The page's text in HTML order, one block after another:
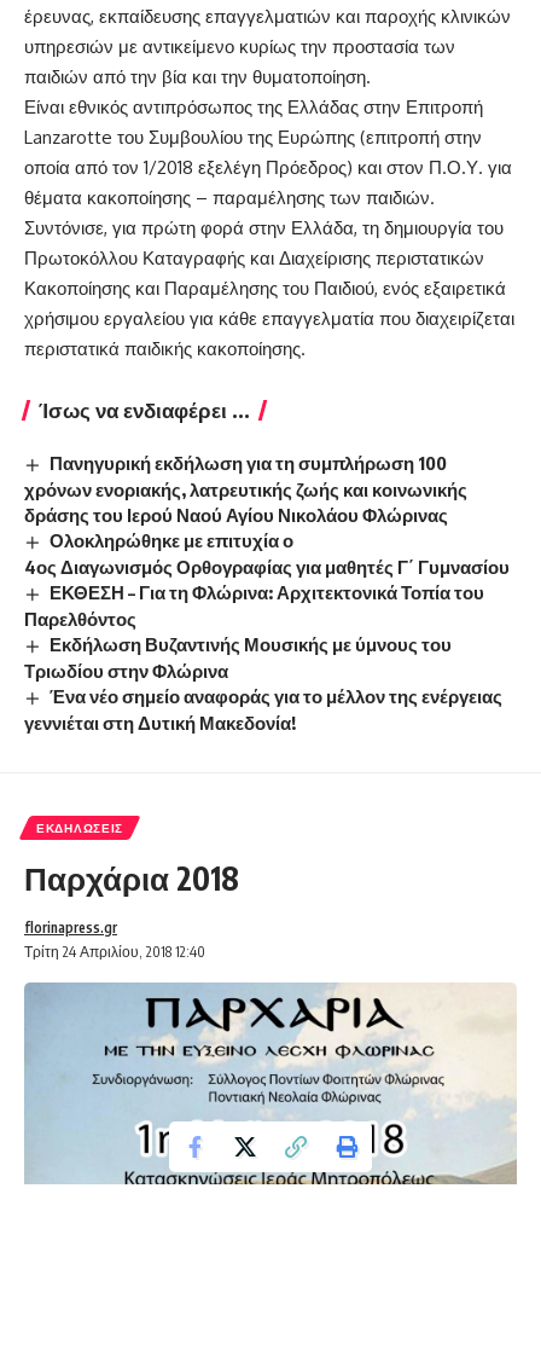
έρευνας, εκπαίδευσης επαγγελματιών και παροχής κλινικών
υπηρεσιών με αντικείμενο κυρίως την προστασία των
παιδιών από την βία και την θυματοποίηση.
Είναι εθνικός αντιπρόσωπος της Ελλάδας στην Επιτροπή
Lanzarotte του Συμβουλίου της Ευρώπης (επιτροπή στην
οποία από τον 1/2018 εξελέγη Πρόεδρος) και στον Π.Ο.Υ. για
θέματα κακοποίησης – παραμέλησης των παιδιών.
Συντόνισε, για πρώτη φορά στην Ελλάδα, τη δημιουργία του
Πρωτοκόλλου Καταγραφής και Διαχείρισης περιστατικών
Κακοποίησης και Παραμέλησης του Παιδιού, ενός εξαιρετικά
χρήσιμου εργαλείου για κάθε επαγγελματία που διαχειρίζεται
περιστατικά παιδικής κακοποίησης.
Ίσως να ενδιαφέρει ...
Πανηγυρική εκδήλωση για τη συμπλήρωση 100
χρόνων ενοριακής, λατρευτικής ζωής και κοινωνικής
δράσης του Ιερού Ναού Αγίου Νικολάου Φλώρινας
Ολοκληρώθηκε με επιτυχία ο
4ος Διαγωνισμός Ορθογραφίας για μαθητές Γ΄ Γυμνασίου
ΕΚΘΕΣΗ – Για τη Φλώρινα: Αρχιτεκτονικά Τοπία του
Παρελθόντος
Εκδήλωση Βυζαντινής Μουσικής με ύμνους του
Τριωδίου στην Φλώρινα
Ένα νέο σημείο αναφοράς για το μέλλον της ενέργειας
γεννιέται στη Δυτική Μακεδονία!
ΕΚΔΗΛΏΣΕΙΣ
Παρχάρια 2018
Τρίτη 24 Απριλίου, 2018 12:40
florinapress.gr